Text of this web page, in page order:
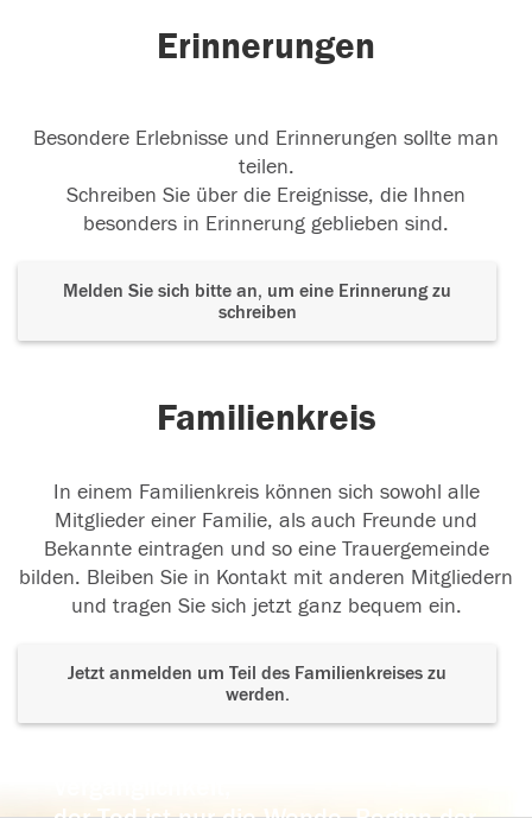
Erinnerungen
Besondere Erlebnisse und Erinnerungen sollte man
teilen.
Schreiben Sie über die Ereignisse, die Ihnen
besonders in Erinnerung geblieben sind.
Melden Sie sich bitte an, um eine Erinnerung zu
schreiben
Familienkreis
In einem Familienkreis können sich sowohl alle
Mitglieder einer Familie, als auch Freunde und
Bekannte eintragen und so eine Trauergemeinde
bilden. Bleiben Sie in Kontakt mit anderen Mitgliedern
und tragen Sie sich jetzt ganz bequem ein.
Jetzt anmelden um Teil des Familienkreises zu
werden.